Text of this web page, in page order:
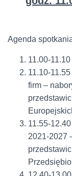
Agenda
11.00-
11.10-
firm –
11.55-
2021-2027